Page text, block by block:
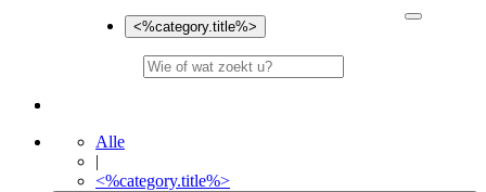
<%category.title%>
Alle
|
<%category.title%>